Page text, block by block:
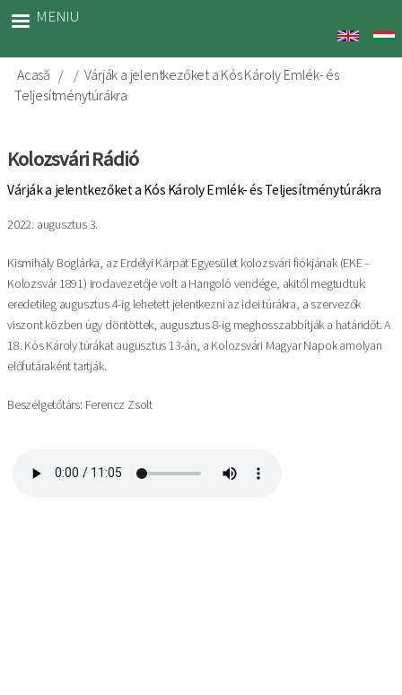
principal
MENIU
Breadcrumb
Acasă
Várják a jelentkezőket a Kós Károly Emlék- és
Teljesítménytúrákra
Kolozsvári Rádió
Várják a jelentkezőket a Kós Károly Emlék- és Teljesítménytúrákra
2022. augusztus 3.
Kismihály Boglárka, az Erdélyi Kárpát Egyesület kolozsvári fiókjának (EKE –
Kolozsvár 1891) irodavezetője volt a Hangoló vendége, akitől megtudtuk:
eredetileg augusztus 4-ig lehetett jelentkezni az idei túrákra, a szervezők
viszont közben úgy döntöttek, augusztus 8-ig meghosszabbítják a határidőt. A
18. Kós Károly túrákat augusztus 13-án, a Kolozsvári Magyar Napok amolyan
előfutáraként tartják.
Beszélgetőtárs: Ferencz Zsolt